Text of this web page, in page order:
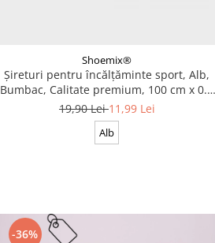
Shoemix®
Șireturi pentru încălțăminte sport, Alb,
Bumbac, Calitate premium, 100 cm x 0.8
cm
19,90 Lei11,99 Lei
Alb
-36%